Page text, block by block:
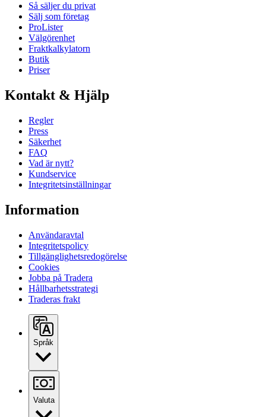
Så säljer du privat
Sälj som företag
ProLister
Välgörenhet
Fraktkalkylatorn
Butik
Priser
Kontakt & Hjälp
Regler
Press
Säkerhet
FAQ
Vad är nytt?
Kundservice
Integritetsinställningar
Information
Användaravtal
Integritetspolicy
Tillgänglighetsredogörelse
Cookies
Jobba på Tradera
Hållbarhetsstrategi
Traderas frakt
Språk
Valuta